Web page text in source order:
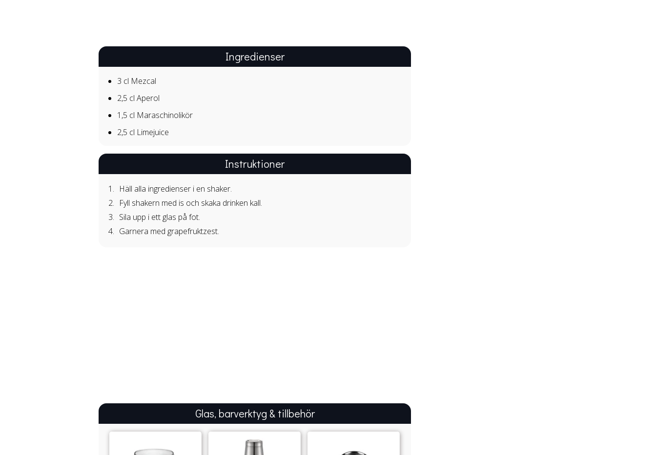
Ingredienser
3 cl Mezcal
2,5 cl Aperol
1,5 cl Maraschinolikör
2,5 cl Limejuice
Instruktioner
Häll alla ingredienser i en shaker.
Fyll shakern med is och skaka drinken kall.
Sila upp i ett glas på fot.
Garnera med grapefruktzest.
Glas, barverktyg & tillbehör